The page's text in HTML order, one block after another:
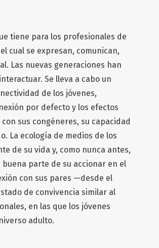
tiene para los profesionales de
cual se expresan, comunican,
Las nuevas generaciones han
Se lleva a cabo un
de los jóvenes,
por defecto y los efectos
sus congéneres, su capacidad
La ecología de medios de los
de su vida y, como nunca antes,
parte de su accionar en el
con sus pares —desde el
de convivencia similar al
en las que los jóvenes
adulto.